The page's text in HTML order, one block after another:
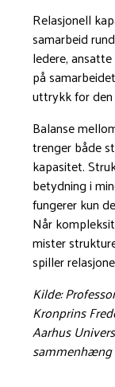
Relasjonell
samarbeid
ledere,
på
uttrykk for
Balanse
trenger både
kapasitet.
betydning i
fungerer kun
Når
mister
spiller
Kilde:
Kronprins
Aarhus
sammenhæng